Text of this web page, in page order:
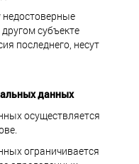
субъекте
последнего, несут
данных
осуществляется
ограничивается